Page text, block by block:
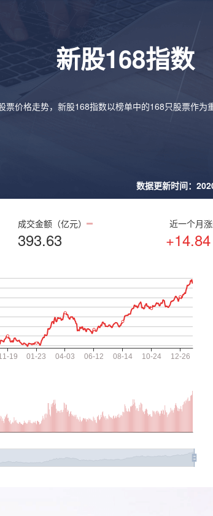
新股168指数
票价格走势，新股168指数以榜单中的168只股票作为
数据更新时间：
成交金额（亿元）
393.63
近一个月